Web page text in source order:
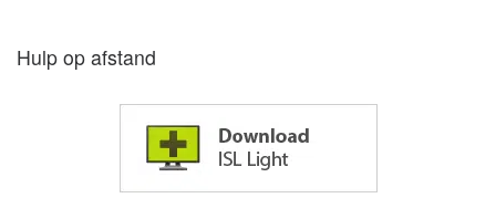
Hulp op afstand